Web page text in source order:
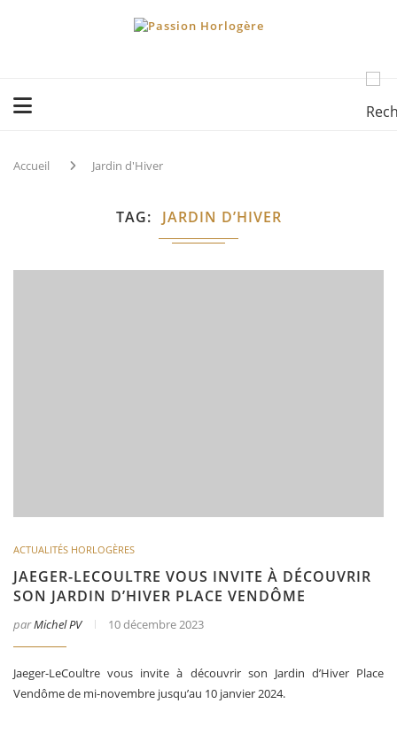
Accueil Jardin d'Hiver
TAG JARDIN D’HIVER
ACTUALITÉS HORLOGÈRES
JAEGER-LECOULTRE VOUS INVITE À DÉCOUVRIR
SON JARDIN D’HIVER PLACE VENDÔME
parMichel PV 10 décembre 2023
Jaeger-LeCoultre vous invite à découvrir son Jardin d’Hiver Place
Vendôme de mi-novembre jusqu’au 10 janvier 2024.